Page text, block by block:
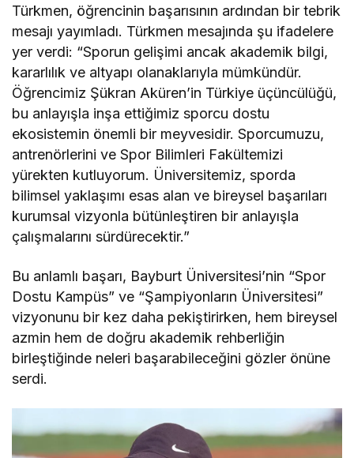
Türkmen, öğrencinin başarısının ardından bir tebrik
mesajı yayımladı. Türkmen mesajında şu ifadelere
yer verdi: “Sporun gelişimi ancak akademik bilgi,
kararlılık ve altyapı olanaklarıyla mümkündür.
Öğrencimiz Şükran Aküren’in Türkiye üçüncülüğü,
bu anlayışla inşa ettiğimiz sporcu dostu
ekosistemin önemli bir meyvesidir. Sporcumuzu,
antrenörlerini ve Spor Bilimleri Fakültemizi
yürekten kutluyorum. Üniversitemiz, sporda
bilimsel yaklaşımı esas alan ve bireysel başarıları
kurumsal vizyonla bütünleştiren bir anlayışla
çalışmalarını sürdürecektir.”
Bu anlamlı başarı, Bayburt Üniversitesi’nin “Spor
Dostu Kampüs” ve “Şampiyonların Üniversitesi”
vizyonunu bir kez daha pekiştirirken, hem bireysel
azmin hem de doğru akademik rehberliğin
birleştiğinde neleri başarabileceğini gözler önüne
serdi.